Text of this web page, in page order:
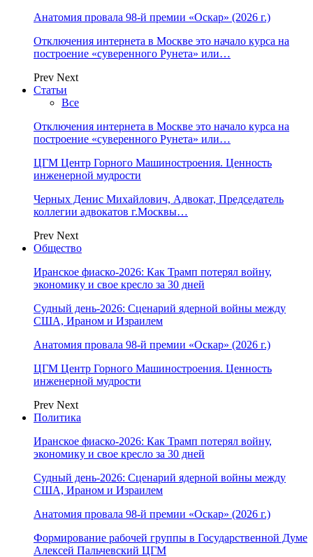
Анатомия провала 98-й премии «Оскар» (2026 г.)
Отключения интернета в Москве это начало курса на
построение «суверенного Рунета» или…
Prev Next
Статьи
Все
Отключения интернета в Москве это начало курса на
построение «суверенного Рунета» или…
ЦГМ Центр Горного Машиностроения. Ценность
инженерной мудрости
Черных Денис Михайлович, Адвокат, Председатель
коллегии адвокатов г.Москвы…
Prev Next
Общество
Иранское фиаско-2026: Как Трамп потерял войну,
экономику и свое кресло за 30 дней
Судный день-2026: Сценарий ядерной войны между
США, Ираном и Израилем
Анатомия провала 98-й премии «Оскар» (2026 г.)
ЦГМ Центр Горного Машиностроения. Ценность
инженерной мудрости
Prev Next
Политика
Иранское фиаско-2026: Как Трамп потерял войну,
экономику и свое кресло за 30 дней
Судный день-2026: Сценарий ядерной войны между
США, Ираном и Израилем
Анатомия провала 98-й премии «Оскар» (2026 г.)
Формирование рабочей группы в Государственной Думе
Алексей Пальчевский ЦГМ